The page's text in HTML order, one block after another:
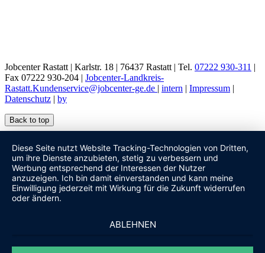
Jobcenter Rastatt | Karlstr. 18 | 76437 Rastatt | Tel. 07222 930-311 |
Fax 07222 930-204 | Jobcenter-Landkreis-
Rastatt.Kundenservice@jobcenter-ge.de | intern | Impressum |
Datenschutz | by
Back to top
Diese Seite nutzt Website Tracking-Technologien von Dritten,
um ihre Dienste anzubieten, stetig zu verbessern und
Werbung entsprechend der Interessen der Nutzer
anzuzeigen. Ich bin damit einverstanden und kann meine
Einwilligung jederzeit mit Wirkung für die Zukunft widerrufen
oder ändern.
ABLEHNEN